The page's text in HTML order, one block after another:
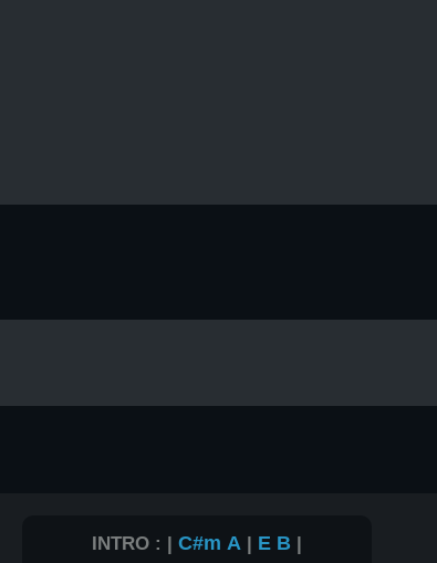
INTRO : |C#m A | E B |